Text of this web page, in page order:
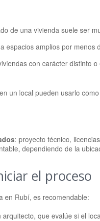
de una vivienda suele ser
espacios amplios por menos
con carácter distinto
un local pueden usarlo
: proyecto técnico,
dependiendo de la
el proceso
en Rubí, es recomendable:
arquitecto, que evalúe si el